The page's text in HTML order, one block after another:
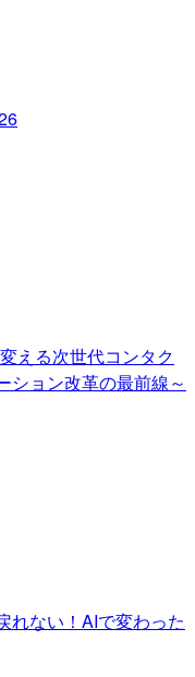
える次世代コンタク
ション改革の最前線～
れない！AIで変わった